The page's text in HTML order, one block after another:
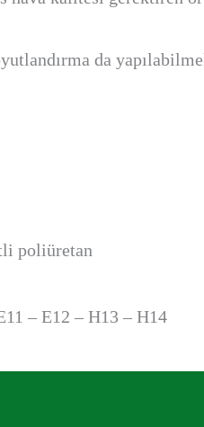
da
poliüretan
– E12 – H13 – H14